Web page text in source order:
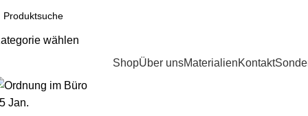
wählen
ShopÜber unsMaterialienKontakt
Jan.